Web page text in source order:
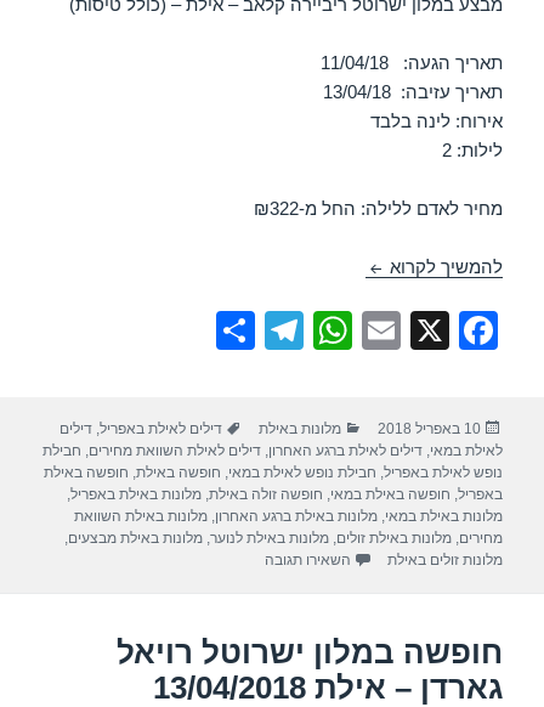
תאריך הגעה: 11/04/18
תאריך עזיבה: 13/04/18
אירוח: לינה בלבד
לילות: 2
מחיר לאדם ללילה: החל מ-₪322
להמשיך לקרוא חופשה במלון ישרוטל ריביירה קלאב – אילת 11/04/2018
F
e
b
o
o
X
E
W
s
A
p
p
T
gr
a
m
e
פורסם
בתאריך
10 באפריל 2018 קטגוריות
מלונות באילת תגיות
דילים לאילת באפריל,דילים
לאילת במאי,דילים לאילת ברגע האחרון,דילים לאילת השוואת מחירים, חבילת
נופש לאילת באפריל, חבילת נופש לאילת במאי, חופשה באילת, חופשה באילת
באפריל, חופשה באילת במאי, חופשה זולה באילת,מלונות באילת באפריל,
מלונות באילת במאי,מלונות באילת ברגע האחרון,מלונות באילת השוואת
מחירים,מלונות באילת זולים,מלונות באילת לנוער,מלונות באילת מבצעים,
מלונות זולים באילת
השאירו תגובה
חופשה במלון ישרוטל רויאל
גארדן – אילת 13/04/2018